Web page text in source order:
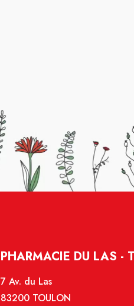
PHARMACIE DU LAS -
7 Av. du Las
83200 TOULON